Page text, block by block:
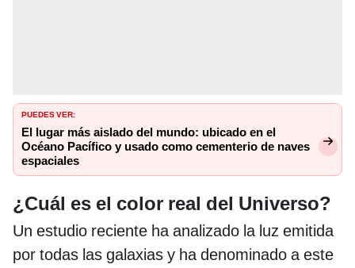
PUEDES VER:
El lugar más aislado del mundo: ubicado en el
Océano Pacífico y usado como cementerio de naves
espaciales
¿Cuál es el color real del Universo?
Un estudio reciente ha analizado la luz emitida
por todas las galaxias y ha denominado a este